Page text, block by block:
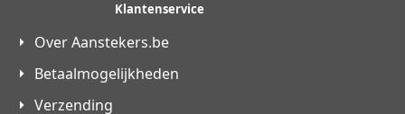
Klantenservice
Over Aanstekers.be
Betaalmogelijkheden
Verzending